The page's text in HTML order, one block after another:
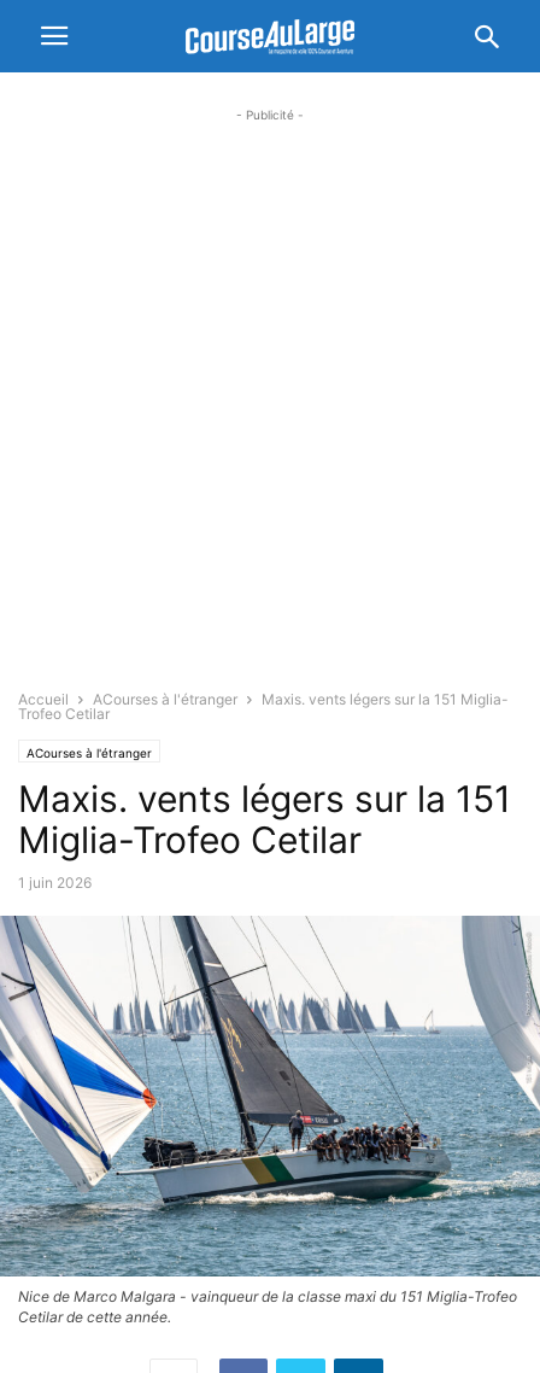
- Publicité -
Accueil ACourses à l'étranger
Maxis. vents légers sur la 151 Miglia-
Trofeo Cetilar
ACourses à l'étranger
Maxis. vents légers sur la 151
Miglia-Trofeo Cetilar
1 juin 2026
Nice de Marco Malgara - vainqueur de la classe maxi du 151 Miglia-Trofeo
Cetilar de cette année.